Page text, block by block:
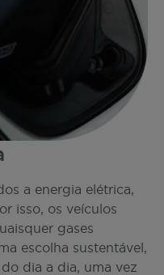
a energia elétrica,
isso, os veículos
gases
escolha sustentável,
dia a dia, uma vez